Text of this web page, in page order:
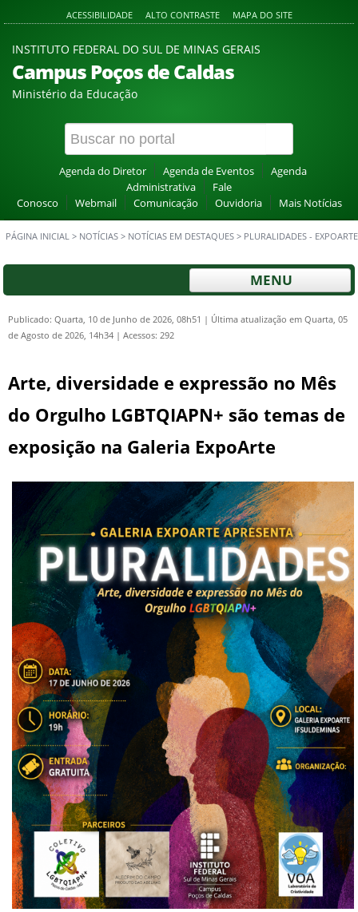
ACESSIBILIDADE ALTO CONTRASTE MAPA DO SITE
INSTITUTO FEDERAL DO SUL DE MINAS GERAIS
Campus Poços de Caldas
Ministério da Educação
Agenda do Diretor Agenda de Eventos
Agenda
Administrativa
Fale
Conosco
Webmail Comunicação Ouvidoria Mais Notícias
PÁGINA INICIAL > NOTÍCIAS > NOTÍCIAS EM DESTAQUES > PLURALIDADES - EXPOARTE
MENU
Publicado: Quarta, 10 de Junho de 2026, 08h51 | Última atualização em Quarta, 05
de Agosto de 2026, 14h34 | Acessos: 292
Arte, diversidade e expressão no Mês
do Orgulho LGBTQIAPN+ são temas de
exposição na Galeria ExpoArte